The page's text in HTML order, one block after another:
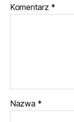
Komentarz *
Nazwa *